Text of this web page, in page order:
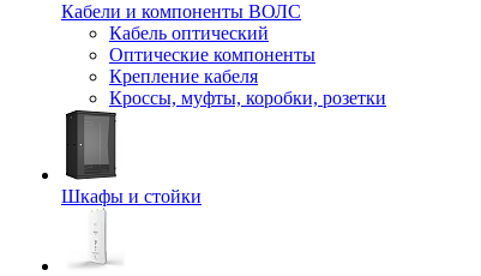
Кабели и компоненты ВОЛС
Кабель оптический
Оптические компоненты
Крепление кабеля
Кроссы, муфты, коробки, розетки
Шкафы и стойки